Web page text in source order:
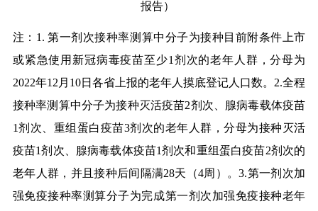
报告）
注： 1. 第一剂次接种率测算中分子为接种目前附条件上市
或紧急使用新冠病毒疫苗至少1 剂次的老年人群，分母为
2022年12 月 10日各省上报的老年人摸底登记人口数。 2.全程
接种率测算中分子为接种灭活疫苗2剂次、腺病毒载体疫苗
1剂次、重组蛋白疫苗3剂次的老年人群，分母为接种灭活
疫苗1剂次、腺病毒载体疫苗1剂次和重组蛋白疫苗2剂次的
老年人群，并且接种后间隔满28天（4周）。3.第一剂次加
强免疫接种率测算分子为完成第一剂次加强免疫接种老年